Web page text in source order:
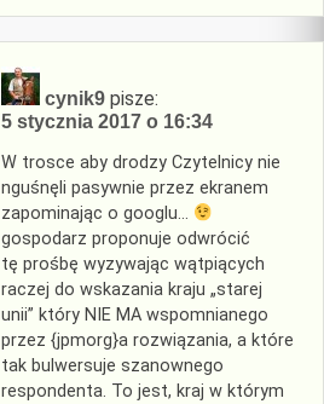
cynik9 pisze:
5 stycznia 2017 o 16:34
W trosce aby drodzy Czytelnicy nie
nguśnęli pasywnie przez ekranem
zapominając o googlu…
gospodarz proponuje odwrócić
tę prośbę wyzywając wątpiących
raczej do wskazania kraju „starej
unii” który NIE MA wspomnianego
przez {jpmorg}a rozwiązania, a które
tak bulwersuje szanownego
respondenta. To jest, kraj w którym